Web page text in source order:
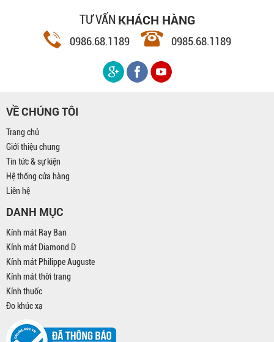
TƯ VẤN KHÁCH HÀNG
0986.68.1189 0985.68.1189
VỀ CHÚNG TÔI
Trang chủ
Giới thiệu chung
Tin tức & sự kiện
Hệ thống cửa hàng
Liên hệ
DANH MỤC
Kính mát Ray Ban
Kính mát Diamond D
Kính mát Philippe Auguste
Kính mát thời trang
Kính thuốc
Đo khúc xạ